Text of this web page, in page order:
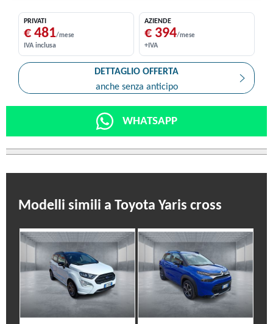
PRIVATI
€ 481/mese
IVA inclusa
AZIENDE
€ 394/mese
+IVA
DETTAGLIO OFFERTA
anche senza anticipo
WHATSAPP
Modelli simili a Toyota Yaris cross